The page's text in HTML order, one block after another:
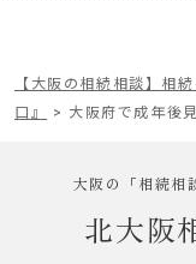
【大阪の相続相談】相
口』
> 大阪府で成年後
大阪の「相続相
北大阪